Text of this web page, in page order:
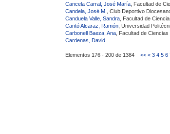
Cancela Carral, José María , Facultad de
Candela, José M.
, Club Deportivo
Canduela Valle, Sandra , Facultad de
Cantó Alcaraz, Ramón , Universidad
Carbonell Baeza, Ana , Facultad de
Cardenas, David
Elementos 176 - 200 de 1384<< < 3 4 5 6